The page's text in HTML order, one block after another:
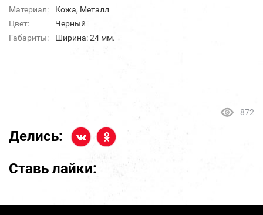
Материал:
Кожа, Металл
Цвет:
Черный
Габариты:
Ширина: 24 мм.
872
Делись:
Ставь лайки: